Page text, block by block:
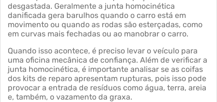
desgastada. Geralmente a junta homocinética
danificada gera barulhos quando o carro está em
movimento ou quando as rodas são esterçadas, como
em curvas mais fechadas ou ao manobrar o carro.
Quando isso acontece, é preciso levar o veículo para
uma oficina mecânica de confiança. Além de verificar a
junta homocinética, é importante analisar se as coifas
dos kits de reparo apresentam rupturas, pois isso pode
provocar a entrada de resíduos como água, terra, areia
e, também, o vazamento da graxa.